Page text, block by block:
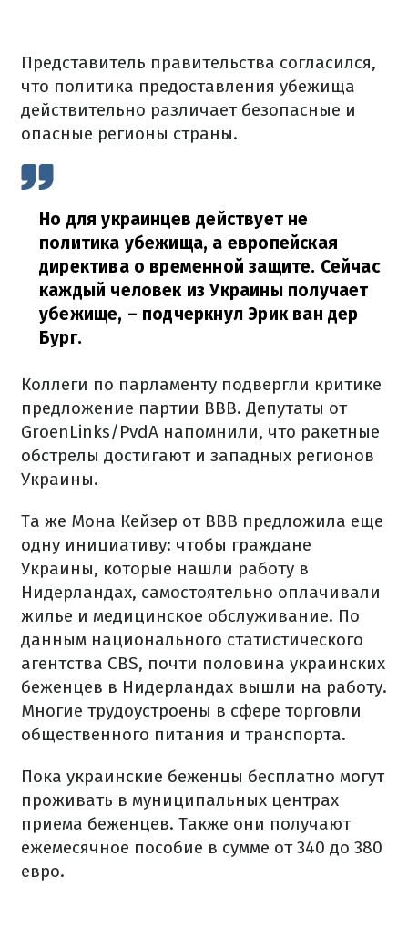
Представитель правительства согласился,
что политика предоставления убежища
действительно различает безопасные и
опасные регионы страны.
Но для украинцев действует не
политика убежища, а европейская
директива о временной защите. Сейчас
каждый человек из Украины получает
убежище, – подчеркнул Эрик ван дер
Бург.
Коллеги по парламенту подвергли критике
предложение партии ВВВ. Депутаты от
GroenLinks/PvdA напомнили, что ракетные
обстрелы достигают и западных регионов
Украины.
Та же Мона Кейзер от ВВВ предложила еще
одну инициативу: чтобы граждане
Украины, которые нашли работу в
Нидерландах, самостоятельно оплачивали
жилье и медицинское обслуживание. По
данным национального статистического
агентства CBS, почти половина украинских
беженцев в Нидерландах вышли на работу.
Многие трудоустроены в сфере торговли
общественного питания и транспорта.
Пока украинские беженцы бесплатно могут
проживать в муниципальных центрах
приема беженцев. Также они получают
ежемесячное пособие в сумме от 340 до 380
евро.